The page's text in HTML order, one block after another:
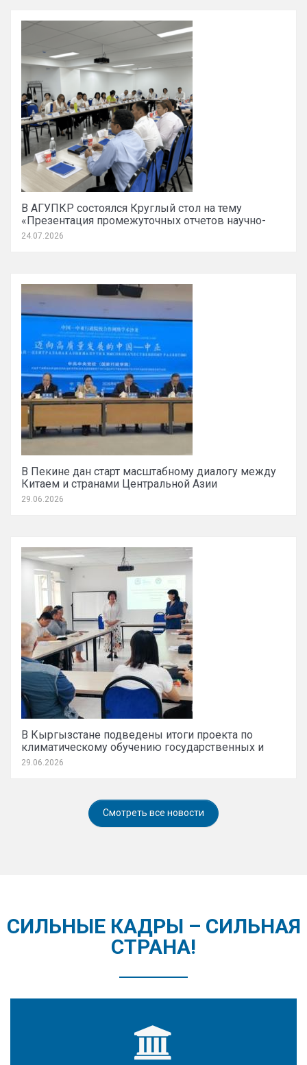
В АГУПКР состоялся Круглый стол на тему
«Презентация промежуточных отчетов научно-
исследовательских работ»
24.07.2026
В Пекине дан старт масштабному диалогу между
Китаем и странами Центральной Азии
29.06.2026
В Кыргызстане подведены итоги проекта по
климатическому обучению государственных и
муниципальных служащих
29.06.2026
Смотреть все новости
СИЛЬНЫЕ КАДРЫ – СИЛЬНАЯ
СТРАНА!